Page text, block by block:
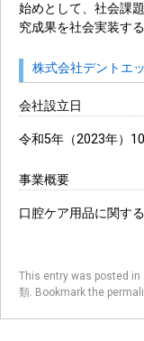
始めとして、社会課
究成果を社会実装する
株式会社デントエ
会社設立日
令和5年（2023年）
事業概要
口腔ケア用品に関す
This entry was posted in
類. Bookmark the